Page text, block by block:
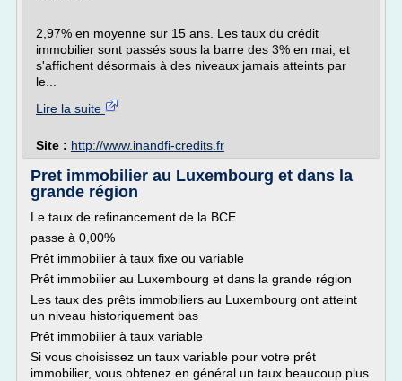
2,97% en moyenne sur 15 ans. Les taux du crédit
immobilier sont passés sous la barre des 3% en mai, et
s'affichent désormais à des niveaux jamais atteints par
le...
Lire la suite
Site : http://www.inandfi-credits.fr
Pret immobilier au Luxembourg et dans la
grande région
Le taux de refinancement de la BCE
passe à 0,00%
Prêt immobilier à taux fixe ou variable
Prêt immobilier au Luxembourg et dans la grande région
Les taux des prêts immobiliers au Luxembourg ont atteint
un niveau historiquement bas
Prêt immobilier à taux variable
Si vous choisissez un taux variable pour votre prêt
immobilier, vous obtenez en général un taux beaucoup plus